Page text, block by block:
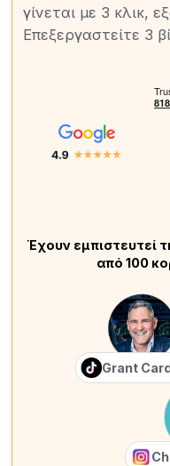
γίνεται με 3 κλικ,
Επεξεργαστείτε 3
Έχουν εμπιστευτεί
από 100
Grant